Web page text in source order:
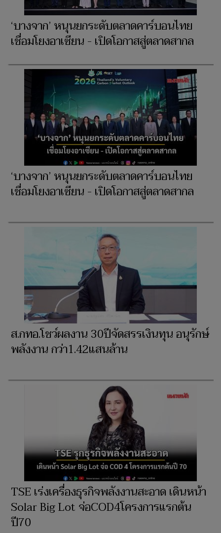
‘บางจาก’ หนุนยกระดับตลาดคาร์บอนไทย
เชื่อมโยงอาเซียน - เปิดโอกาสสู่ตลาดสากล
‘บางจาก’ หนุนยกระดับตลาดคาร์บอนไทย
เชื่อมโยงอาเซียน - เปิดโอกาสสู่ตลาดสากล
ส.กทอ.โชว์ผลงาน 30ปีจัดสรรเงินทุน อนุรักษ์
พลังงาน กว่า1.42แสนล้าน
TSE เร่งเครื่องธุรกิจพลังงานสะอาด เดินหน้า
Solar Big Lot จ่อCOD4โครงการแรกต้น
ปี70